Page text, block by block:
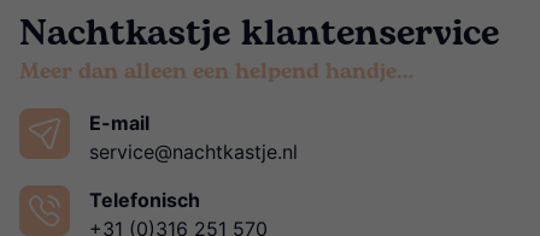
Nachtkastje klantenservice
Meer dan alleen een helpend handje…
E-mail
service@nachtkastje.nl
Telefonisch
+31 (0)316 251 570